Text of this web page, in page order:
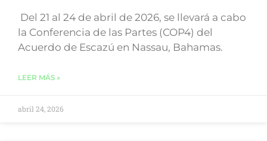
Del 21 al 24 de abril de 2026, se llevará a cabo
la Conferencia de las Partes (COP4) del
Acuerdo de Escazú en Nassau, Bahamas.
LEER MÁS »
abril 24, 2026